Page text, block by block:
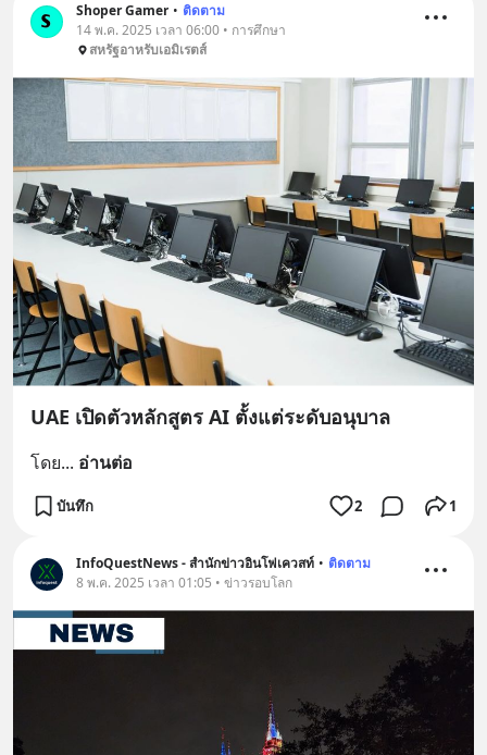
Shoper Gamer • ติดตาม
14 พ.ค. 2025 เวลา 06:00 • การศึกษา
สหรัฐอาหรับเอมิเรตส์
UAE เปิดตัวหลักสูตร AI ตั้งแต่ระดับอนุบาล
โดย... อ่านต่อ
บันทึก 2 1
InfoQuestNews - สำนักข่าวอินโฟเควสท์ • ติดตาม
8 พ.ค. 2025 เวลา 01:05 • ข่าวรอบโลก